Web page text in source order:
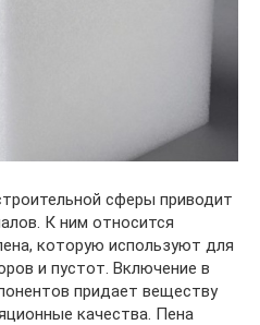
сферы приводит
К ним относится
которую используют для
и пустот. Включение в
придает веществу
качества. Пена